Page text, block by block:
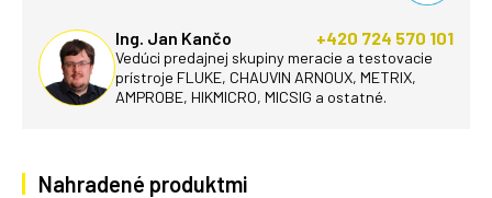
Ing. Jan Kančo +420 724 570 101
Vedúci predajnej skupiny meracie a testovacie
prístroje FLUKE, CHAUVIN ARNOUX, METRIX,
AMPROBE, HIKMICRO, MICSIG a ostatné.
Nahradené produktmi